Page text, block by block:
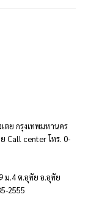
ตย กรุงเทพมหานคร
Call center โทร. 0-
ม.4 ต.อุทัย อ.อุทัย
2555